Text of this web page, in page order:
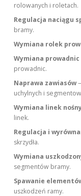
rolowanych i roletach.
Regulacja naciągu
bramy.
Wymiana rolek
Wymiana prowadnic
prowadnic.
Naprawa zawiasów
uchylnych i
Wymiana linek
linek.
Regulacja i
skrzydła.
Wymiana
segmentów bramy.
Spawanie
uszkodzeń ramy.